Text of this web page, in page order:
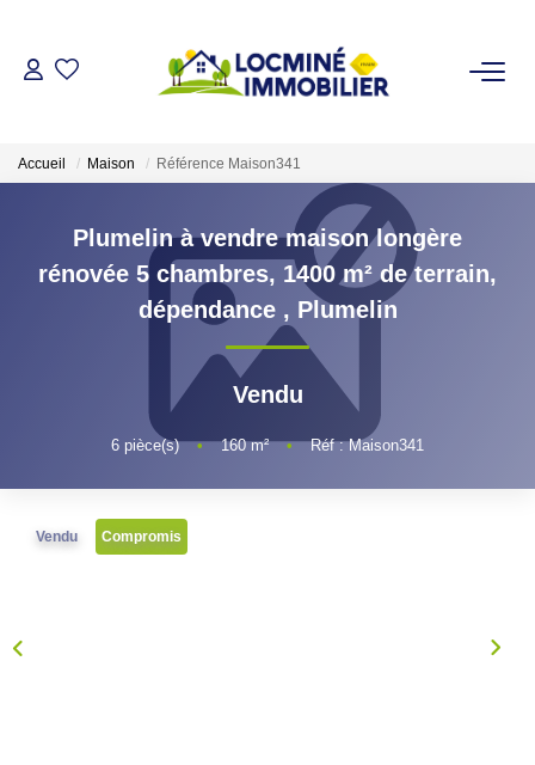
ACHETER
LOUER
ESTIMER
L'AGENCE
NOS CONSEILS
Accueil Maison Référence Maison341
Plumelin à vendre maison longère
rénovée 5 chambres, 1400 m² de terrain,
dépendance , Plumelin
Vendu
6 pièce(s) • 160m² • Réf : Maison341
Vendu Compromis